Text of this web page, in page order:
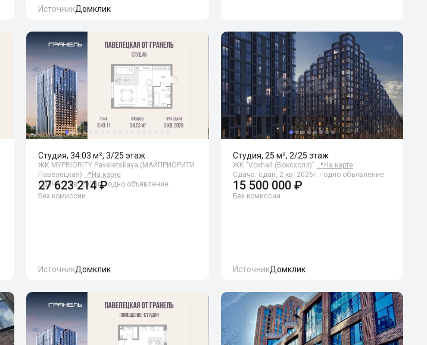
ИсточникДомклик
Студия, 34.03 м², 3/25 этаж
ЖК MYPRIORITY Paveletskaya (МАЙПРИОРИТИ
Павелецкая) 📍 На карте
Сдача: 3 кв. 2028г. · одно объявление
27 623 214 ₽
Без комиссии
ИсточникДомклик
Студия, 25 м², 2/25 этаж
ЖК "Voxhall (Воксхолл)" 📍 На карте
Сдача: сдан, 2 кв. 2026г. · одно объявление
15 500 000 ₽
Без комиссии
ИсточникДомклик